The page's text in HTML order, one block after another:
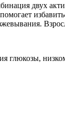
двух
глюкозы,